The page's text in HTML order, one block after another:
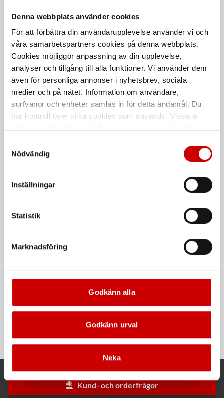
Denna webbplats använder cookies
För att förbättra din användarupplevelse använder vi och
våra samarbetspartners cookies på denna webbplats.
Cookies möjliggör anpassning av din upplevelse,
analyser och tillgång till alla funktioner. Vi använder dem
även för personliga annonser i nyhetsbrev, sociala
medier och på nätet. Information om användare,
surfvanor och enheter samlas in för detta ändamål. Du
har kontroll över vilka cookies som används. Vissa är
länder utanför EU med olika dataskyddsnormer. Genom
att godkänna samtycker du till sådana överföringar. Läs
Nödvändig
Inställningar
Statistik
Marknadsföring
Godkänn alla
Godkänn urval
Neka
Svetsmaskin EWI 160S
MMA-svetsning, PFC-krets
Svetsmaskin Jasic EVO ARC
160
MMA-svetsning, PFC-krets
De som köpte, köpte även
Kampanj
Våtservett för glasögon
Rengöringsduk Wetmax
Snabblim
Cyanoakrylatlim för limning av
Kund- och orderfrågor